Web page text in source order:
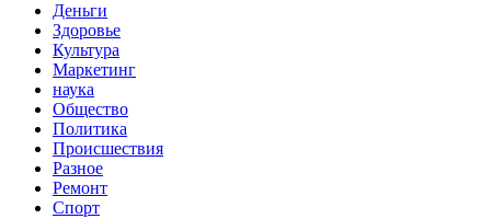
Деньги
Здоровье
Культура
Маркетинг
наука
Общество
Политика
Происшествия
Разное
Ремонт
Спорт